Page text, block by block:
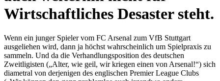
Wirtschaftliches Desaster steht.
Wenn ein junger Spieler vom FC Arsenal zum VfB Stuttgart
ausgeliehen wird, dann ja höchst wahrscheinlich um Spielpraxis zu
sammeln. Und da die Verhandlungsposition des deutschen
Zweitligisten („Alter, wie geil, wir kriegen einen von Arsenal!“) sich
diametral von derjenigen des englischen Premier League Clubs